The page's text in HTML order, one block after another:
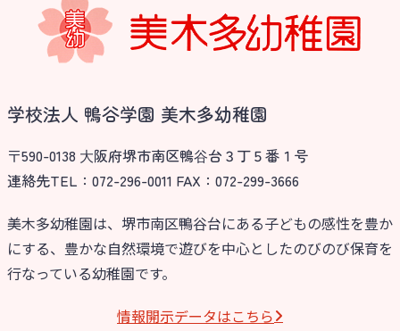
学校法人 鴨谷学園 美木多幼稚園
〒590-0138 ⼤阪府堺市南区鴨⾕台３丁５番１号
連絡先TEL：072-296-0011 FAX：072-299-3666
美木多幼稚園は、堺市南区鴨谷台にある子どもの感性を豊か
にする、豊かな自然環境で遊びを中心としたのびのび保育を
行なっている幼稚園です。
情報開⽰データはこちら
お知らせ
今日の幼稚園
園児募集要項
教職員募集
園のこと